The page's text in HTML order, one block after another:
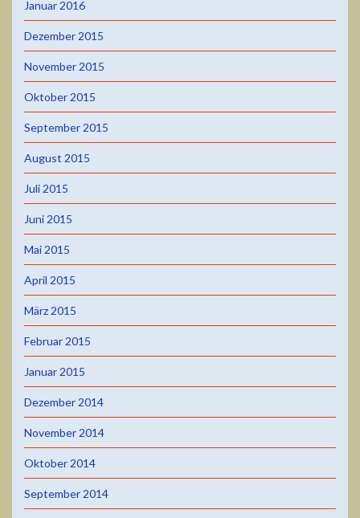
Januar 2016
Dezember 2015
November 2015
Oktober 2015
September 2015
August 2015
Juli 2015
Juni 2015
Mai 2015
April 2015
März 2015
Februar 2015
Januar 2015
Dezember 2014
November 2014
Oktober 2014
September 2014